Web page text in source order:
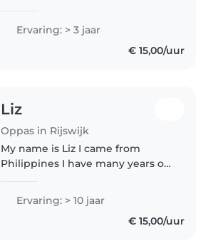
consistency and follow parents'
instructions closely to ensure a..
Ervaring: > 3 jaar
€ 15,00/uur
Liz
Oppas in Rijswijk
My name is Liz I came from
Philippines I have many years of
babysitter/ Nanny since 2015. I
love working with children
primarily with babaies and
Ervaring: > 10 jaar
€ 15,00/uur